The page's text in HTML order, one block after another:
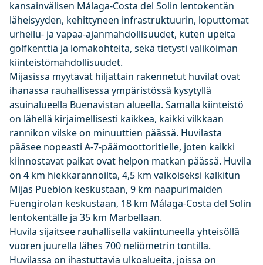
kansainvälisen Málaga-Costa del Solin lentokentän
läheisyyden, kehittyneen infrastruktuurin, loputtomat
urheilu- ja vapaa-ajanmahdollisuudet, kuten upeita
golfkenttiä ja lomakohteita, sekä tietysti valikoiman
kiinteistömahdollisuudet.
Mijasissa myytävät hiljattain rakennetut huvilat ovat
ihanassa rauhallisessa ympäristössä kysytyllä
asuinalueella Buenavistan alueella. Samalla kiinteistö
on lähellä kirjaimellisesti kaikkea, kaikki vilkkaan
rannikon vilske on minuuttien päässä. Huvilasta
pääsee nopeasti A-7-päämoottoritielle, joten kaikki
kiinnostavat paikat ovat helpon matkan päässä. Huvila
on 4 km hiekkarannoilta, 4,5 km valkoiseksi kalkitun
Mijas Pueblon keskustaan, 9 km naapurimaiden
Fuengirolan keskustaan, 18 km Málaga-Costa del Solin
lentokentälle ja 35 km Marbellaan.
Huvila sijaitsee rauhallisella vakiintuneella yhteisöllä
vuoren juurella lähes 700 neliömetrin tontilla.
Huvilassa on ihastuttavia ulkoalueita, joissa on